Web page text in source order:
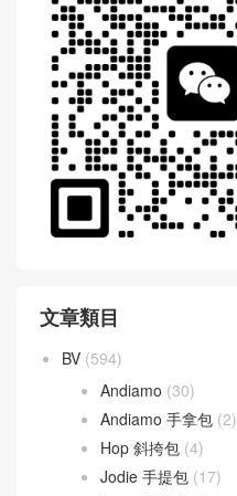
文章類目
BV (594)
Andiamo (30)
Andiamo 手拿包 (2)
Hop 斜挎包 (4)
Jodie 手提包 (17)